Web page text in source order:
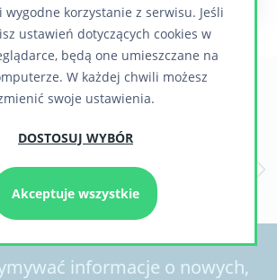
Zaufali nam
informacje o nowych,
wygodne korzystanie z serwisu. Jeśli
ustawień dotyczących cookies w
będą one umieszczane na
W każdej chwili możesz
swoje ustawienia.
DOSTOSUJ WYBÓR
Akceptuje wszystkie